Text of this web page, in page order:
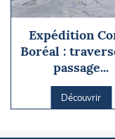
Expédition
Boréal :
passage...
Découvrir